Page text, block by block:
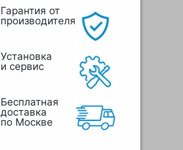
Гарантия от
производителя
Установка
и сервис
Бесплатная
доставка
по Москве